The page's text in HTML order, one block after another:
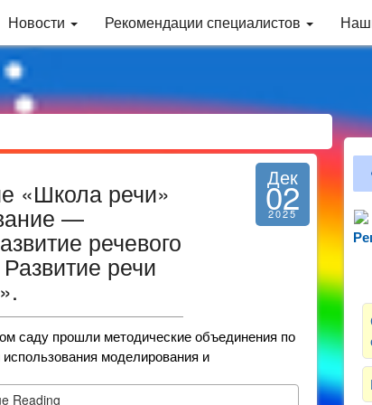
Новости Рекомендации специалистов
«Школа речи»
—
речевого
речи
Дек
02
2025
саду прошли методические объединения по
моделирования и
Reading